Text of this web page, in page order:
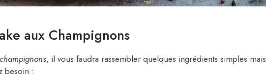
aux Champignons
, il vous faudra rassembler quelques ingrédients simples mais
besoin :